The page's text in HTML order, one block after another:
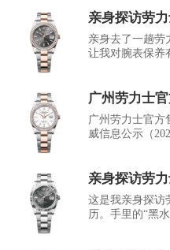
亲身探访劳
亲身去了一趟劳
让我对腕表保养
广州劳力士
广州劳力士官方
威信息公示（
亲身探访劳
这是我亲身探访
历。手里的“黑水